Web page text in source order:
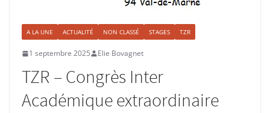
A LA UNE ACTUALITÉ NON CLASSÉ STAGES TZR
1 septembre 2025 Elie Bovagnet
TZR – Congrès Inter
Académique extraordinaire